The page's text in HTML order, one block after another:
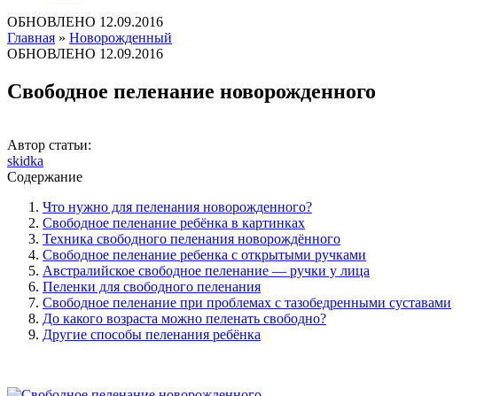
ОБНОВЛЕНО 12.09.2016
Главная » Новорожденный
ОБНОВЛЕНО 12.09.2016
Свободное пеленание новорожденного
Автор статьи:
skidka
Содержание
Что нужно для пеленания новорожденного?
Свободное пеленание ребёнка в картинках
Техника свободного пеленания новорождённого
Свободное пеленание ребенка с открытыми ручками
Австралийское свободное пеленание — ручки у лица
Пеленки для свободного пеленания
Свободное пеленание при проблемах с тазобедренными суставами
До какого возраста можно пеленать свободно?
Другие способы пеленания ребёнка